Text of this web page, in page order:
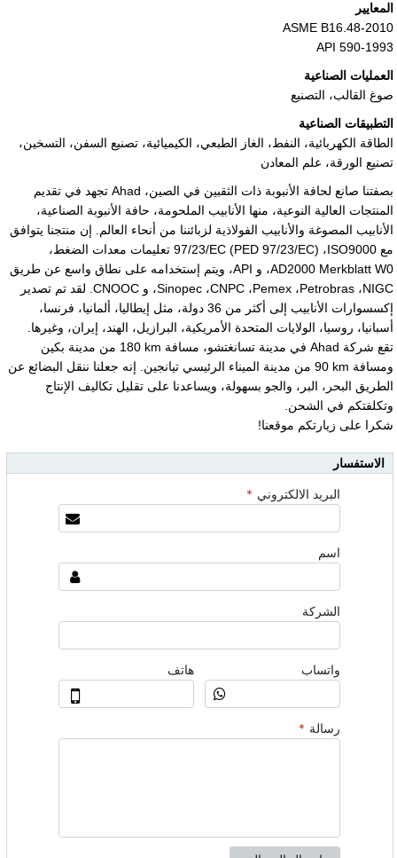
المعايير
ASME B16.48-2010
API 590-1993
العمليات الصناعية
صوغ القالب، التصنيع
التطبيقات الصناعية
الطاقة الكهربائية، النفط، الغاز الطبعي، الكيميائية، تصنيع السفن، التسخين،
تصنيع الورقة، علم المعادن
بصفتنا صانع لحافة الأنبوبة ذات الثقبين في الصين، Ahad تجهد في تقديم
المنتجات العالية النوعية، منها الأنابيب الملحومة، حافة الأنبوبة الصناعية،
الأنابيب المصوغة والأنابيب الفولاذية لزبائننا من أنحاء العالم. إن منتجنا يتوافق
معISO9000، 97/23/EC (PED 97/23/EC) تعليمات معدات الضغط،
AD2000 Merkblatt W0، و API، ويتم إستخدامه على نطاق واسع عن طريق
NIGC،Petrobras،Pemex،CNPC،Sinopec
، و CNOOC. لقد تم تصدير
إكسسوارات الأنابيب إلى أكثر من 36 دولة، مثل إيطاليا، ألمانيا، فرنسا،
أسبانيا، روسيا، الولايات المتحدة الأمريكية، البرازيل، الهند، إيران، وغيرها.
تقع شركة Ahad في مدينة تسانغتشو، مسافة
180 km من مدينة بكين
ومسافة 90 km من مدينة الميناء الرئيسي تيانجين. إنه جعلنا ننقل البضائع عن
الطريق البحر، البر، والجو بسهولة، ويساعدنا على تقليل تكاليف الإنتاج
وتكلفتكم في الشحن.
شكرا على زيارتكم موقعنا!
الاستفسار